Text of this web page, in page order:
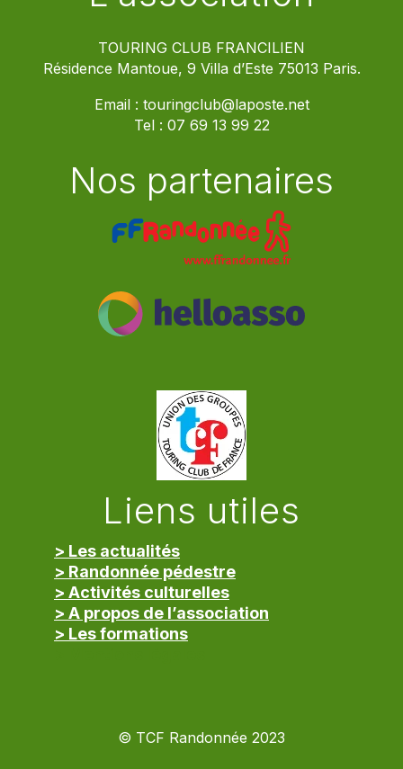
TOURING CLUB FRANCILIEN
Résidence Mantoue, 9 Villa d’Este 75013 Paris.
Email : touringclub@laposte.net
Tel : 07 69 13 99 22
Nos partenaires
Liens utiles
> Les actualités
> Randonnée pédestre
> Activités culturelles
> A propos de l’association
> Les formations
© TCF Randonnée 2023